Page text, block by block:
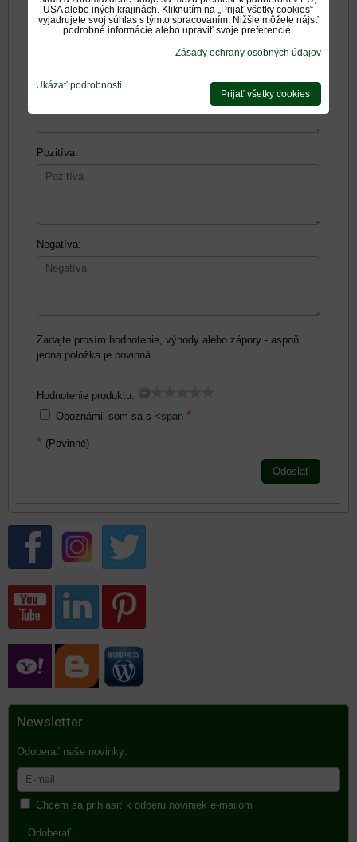
Meno:*
Pozitíva:
Negatíva:
Zadajte prosím hodnotenie, výhody alebo zápory - aspoň
jedna položka je povinná.
Hodnotenie produktu:
Oboznámil som sa s <span *
* (Povinné)
Odoslať
Newsletter
Odoberať naše novinky:
Chcem sa prihlásiť k odberu noviniek e-mailom
Odoberať
USA alebo iných krajinách. Kliknutím na „Prijať všetky cookies“
vyjadrujete svoj súhlas s týmto spracovaním. Nižšie môžete nájsť
podrobné informácie alebo upraviť svoje preferencie.
Zásady ochrany osobných údajov
Ukázať podrobnosti
Prijať všetky cookies